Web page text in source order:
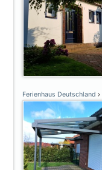
Ferienhaus Deutschland